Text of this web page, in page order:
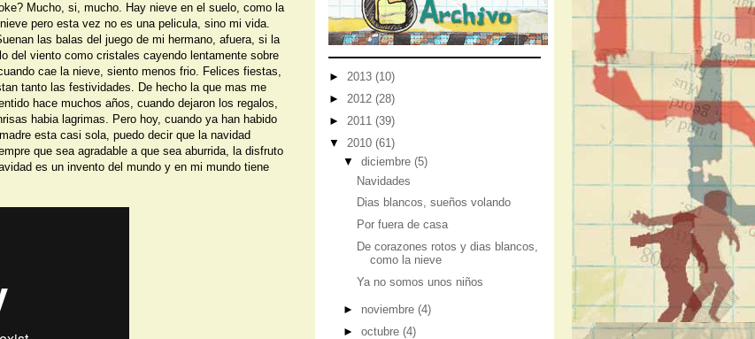
Mucho, si, mucho. Hay nieve en el suelo, como la
pero esta vez no es una pelicula, sino mi vida.
las balas del juego de mi hermano, afuera, si la
del viento como cristales cayendo lentamente sobre
cae la nieve, siento menos frio. Felices fiestas,
tanto las festividades. De hecho la que mas me
hace muchos años, cuando dejaron los regalos,
habia lagrimas. Pero hoy, cuando ya han habido
esta casi sola, puedo decir que la navidad
que sea agradable a que sea aburrida, la disfruto
es un invento del mundo y en mi mundo tiene
► 2013 (10)
► 2012 (28)
► 2011 (39)
▼ 2010 (61)
▼ diciembre (5)
Navidades
Dias blancos, sueños volando
Por fuera de casa
De corazones rotos y dias blancos,
como la nieve
Ya no somos unos niños
► noviembre (4)
► octubre (4)